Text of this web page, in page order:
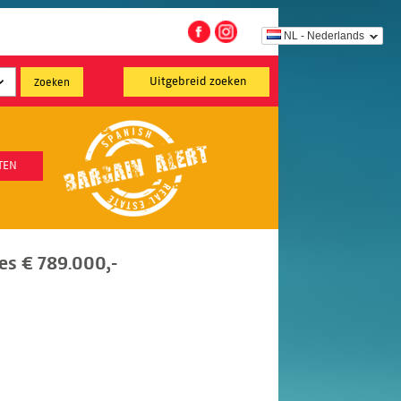
NL - Nederlands
Uitgebreid zoeken
€ 789.000,-